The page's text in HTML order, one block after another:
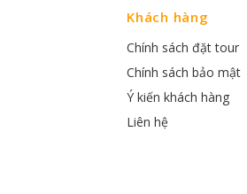
Khách hàng
Chính sách đặt tour
Chính sách bảo mật
Ý kiến khách hàng
Liên hệ